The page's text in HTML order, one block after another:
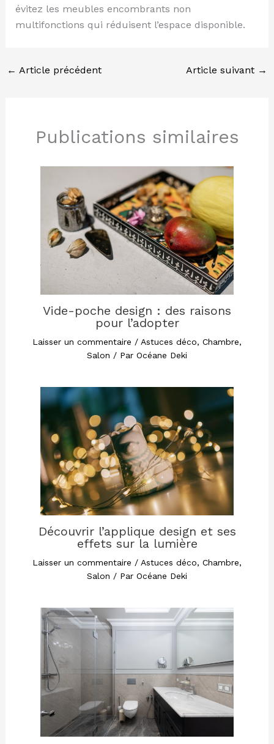
évitez les meubles encombrants non
multifonctions qui réduisent l’espace disponible.
← Article précédent Article suivant →
Publications similaires
Vide-poche design : des raisons
pour l’adopter
Laisser un commentaire / Astuces déco, Chambre,
Salon / Par Océane Deki
Découvrir l’applique design et ses
effets sur la lumière
Laisser un commentaire / Astuces déco, Chambre,
Salon / Par Océane Deki